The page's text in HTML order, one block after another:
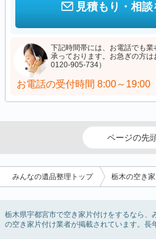
見積もり・相談
下記時間帯には、お電話でも
承っております。お急ぎの方は
0120-905-734）
お電話の受付時間 8:00～19:00
ページの先
みんなの遺品整理トップ 栃木の空き
栃木県宇都宮市で空き家片付けをするなら、
の空き家片付け業者が掲載されています。長
や、相続したが住む予定のない親の家の不